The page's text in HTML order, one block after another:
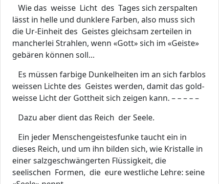
Wie das weisse Licht des Tages sich zerspalten
lässt in helle und dunklere Farben, also muss sich
die Ur-Einheit des Geistes gleichsam zerteilen in
mancherlei Strahlen, wenn «Gott» sich im «Geiste»
gebären können soll…
Es müssen farbige Dunkelheiten im an sich farblos
weissen Lichte des Geistes werden, damit das gold-
weisse Licht der Gottheit sich zeigen kann. – – – – –
Dazu aber dient das Reich der Seele.
Ein jeder Menschengeistesfunke taucht ein in
dieses Reich, und um ihn bilden sich, wie Kristalle in
einer salzgeschwängerten Flüssigkeit, die
seelischen Formen, die eure westliche Lehre: seine